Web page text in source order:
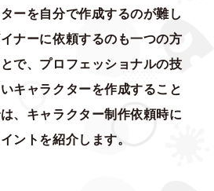
ーを自分で作成するのが難し
ナーに依頼するのも一つの方
で、プロフェッショナルの技
キャラクターを作成すること
、キャラクター制作依頼時に
ントを紹介します。